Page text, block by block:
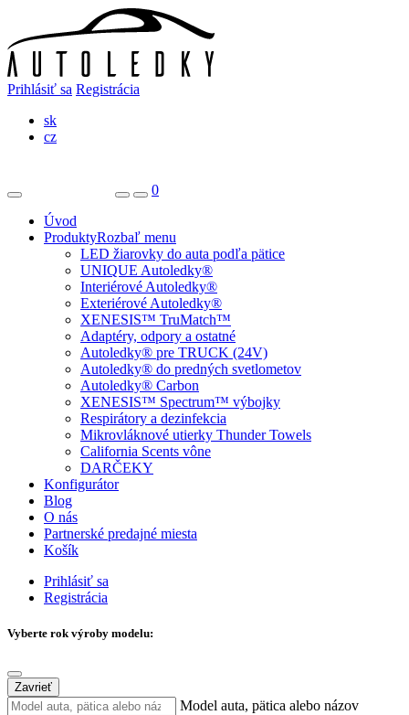
Prihlásiť sa Registrácia
sk
cz
0
Úvod
ProduktyRozbaľ menu
LED žiarovky do auta podľa pätice
UNIQUE Autoledky®
Interiérové Autoledky®
Exteriérové Autoledky®
XENESIS™ TruMatch™
Adaptéry, odpory a ostatné
Autoledky® pre TRUCK (24V)
Autoledky® do predných svetlometov
Autoledky® Carbon
XENESIS™ Spectrum™ výbojky
Respirátory a dezinfekcia
Mikrovláknové utierky Thunder Towels
California Scents vône
DARČEKY
Konfigurátor
Blog
O nás
Partnerské predajné miesta
Košík
Prihlásiť sa
Registrácia
Vyberte rok výroby modelu:
Zavrieť
Model auta, pätica alebo názov